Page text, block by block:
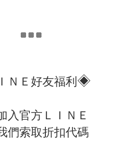
ＮＥ好友福利◈
入官方ＬＩＮＥ
們索取折扣代碼